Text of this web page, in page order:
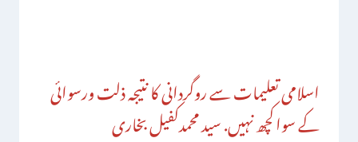
اسلامی تعلیمات سے روگردانی کا نتیجہ ذلت ورسوائی
کے سواکچھ نہیں. سید محمدکفیل بخاری